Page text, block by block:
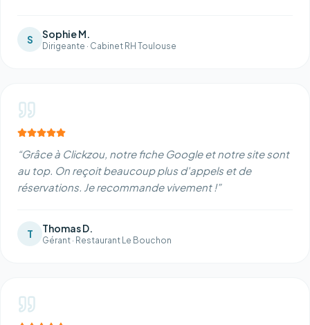
S Sophie M.
Dirigeante · Cabinet RH Toulouse
“Grâce à Clickzou, notre fiche Google et notre site sont
au top. On reçoit beaucoup plus d'appels et de
réservations. Je recommande vivement !”
T Thomas D.
Gérant · Restaurant Le Bouchon